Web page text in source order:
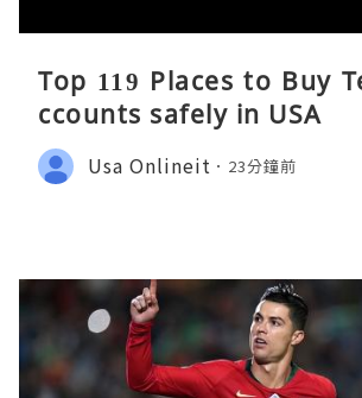
Top 119 Places to Buy
ccounts safely in USA
Usa Onlineit 23分鐘前